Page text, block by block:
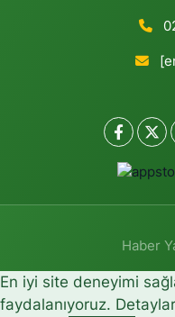
Haber
En iyi site deneyimi
faydalanıyoruz.